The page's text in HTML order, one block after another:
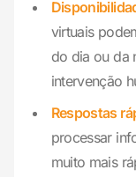
virtuais
do dia ou da
intervenção
Respostas
processar
muito mais